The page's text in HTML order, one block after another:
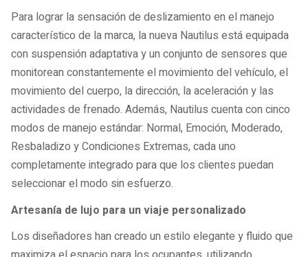
Para lograr la sensación de deslizamiento en el manejo
característico de la marca, la nueva Nautilus está equipada
con suspensión adaptativa y un conjunto de sensores que
monitorean constantemente el movimiento del vehículo, el
movimiento del cuerpo, la dirección, la aceleración y las
actividades de frenado. Además, Nautilus cuenta con cinco
modos de manejo estándar: Normal, Emoción, Moderado,
Resbaladizo y Condiciones Extremas, cada uno
completamente integrado para que los clientes puedan
seleccionar el modo sin esfuerzo.
Artesanía de lujo para un viaje personalizado
Los diseñadores han creado un estilo elegante y fluido que